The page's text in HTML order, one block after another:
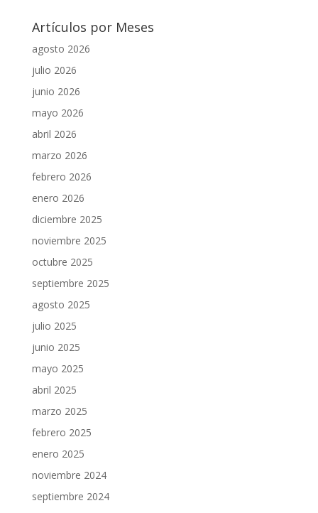
Artículos por Meses
agosto 2026
julio 2026
junio 2026
mayo 2026
abril 2026
marzo 2026
febrero 2026
enero 2026
diciembre 2025
noviembre 2025
octubre 2025
septiembre 2025
agosto 2025
julio 2025
junio 2025
mayo 2025
abril 2025
marzo 2025
febrero 2025
enero 2025
noviembre 2024
septiembre 2024